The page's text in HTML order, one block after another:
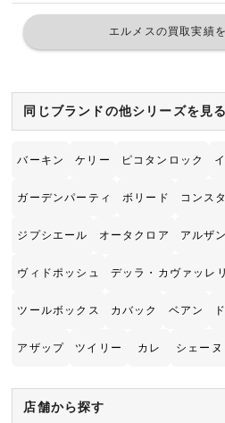
エルメスの買取実績
同じブランドの他シリーズを見る
バーキン ケリー ピコタンロック
ガーデンパーティ ボリード コンス
ジプシエール オータクロア アルザン
ヴィドポッシュ デッラ・カヴァッレ
ツールボックス カバック ベアン
アザップ ツイリー カレ シェー
店舗から探す